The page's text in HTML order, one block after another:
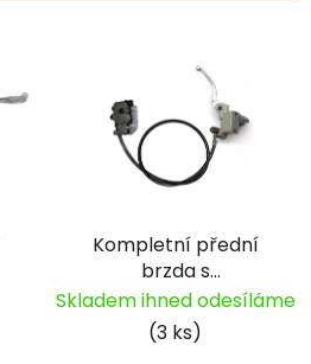
Kompletní přední
brzda s
dvoupístkovým
brzdovým třmenem
1110mm pitbike YCF
Skladem ihned odesíláme
(3 ks)